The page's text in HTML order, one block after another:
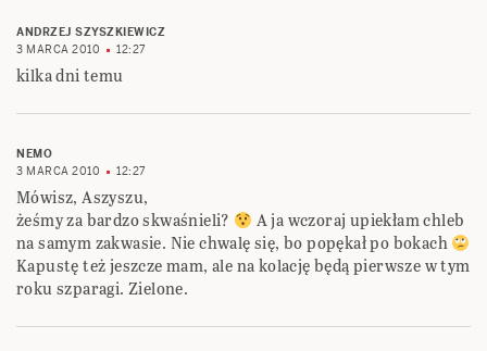
ANDRZEJ SZYSZKIEWICZ
3 MARCA 2010
12:27
kilka dni temu
NEMO
3 MARCA 2010
12:27
Mówisz, Aszyszu,
żeśmy za bardzo skwaśnieli?
A ja wczoraj upiekłam chleb
na samym zakwasie. Nie chwalę się, bo popękał po bokach
Kapustę też jeszcze mam, ale na kolację będą pierwsze w tym
roku szparagi. Zielone.